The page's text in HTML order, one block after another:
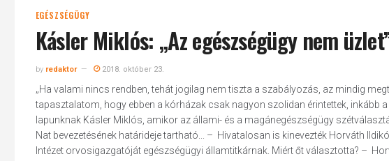
EGÉSZSÉGÜGY
Kásler Miklós: „Az egészségügy nem
by redaktor 2018. október 23.
„Ha valami nincs rendben, tehát jogilag nem tiszta a szabályozás, az mindig
tapasztalatom, hogy ebben a kórházak csak nagyon szolidan érintettek, inkább
lapunknak Kásler Miklós, amikor az állami- és a magánegészségügy
Nat bevezetésének határideje tartható... – Hivatalosan is kinevezték Horváth
Intézet orvosigazgatóját egészségügyi államtitkárnak. Miért őt választotta? –